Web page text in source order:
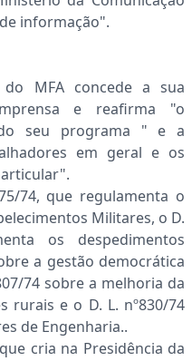
informação".
do MFA concede a sua
e reafirma "o
do seu programa " e a
em geral e os
74, que regulamenta o
Militares, o D.
os despedimentos
a gestão democrática
74 sobre a melhoria da
rurais e o D. L. nº830/74
de Engenharia..
cria na Presidência da